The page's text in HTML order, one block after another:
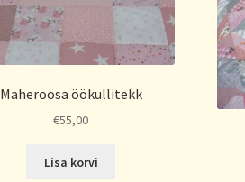
Maheroosa öökullitekk
€55,00
Lisa korvi